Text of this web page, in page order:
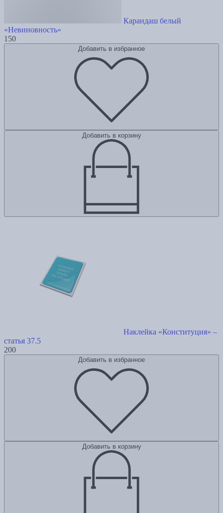
Карандаш белый
«Невиновность»
150
Добавить в избранное
Добавить в корзину
Наклейка «Конституция» –
статья 37.5
200
Добавить в избранное
Добавить в корзину